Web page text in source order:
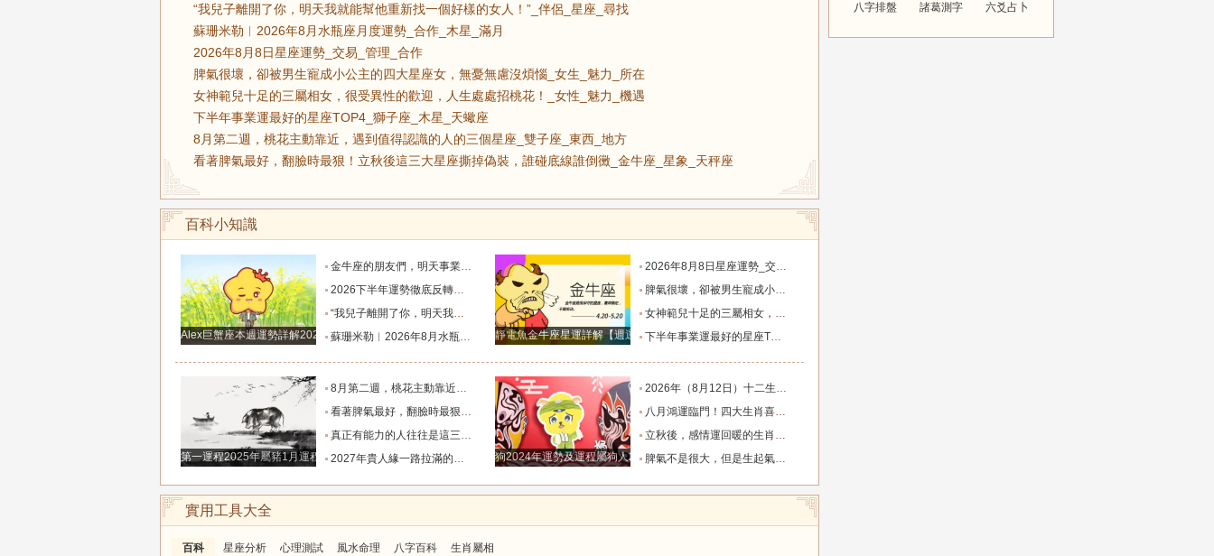
“我兒子離開了你，明天我就能幫他重新找一個好樣的女人！”_伴侶_星座_尋找
蘇珊米勒︱2026年8月水瓶座月度運勢_合作_木星_滿月
2026年8月8日星座運勢_交易_管理_合作
脾氣很壞，卻被男生寵成小公主的四大星座女，無憂無慮沒煩惱_女生_魅力_所在
女神範兒十足的三屬相女，很受異性的歡迎，人生處處招桃花！_女性_魅力_機遇
下半年事業運最好的星座TOP4_獅子座_木星_天蠍座
8月第二週，桃花主動靠近，遇到值得認識的人的三個星座_雙子座_東西_地方
看著脾氣最好，翻臉時最狠！立秋後這三大星座撕掉偽裝，誰碰底線誰倒黴_金牛座_星象_天秤座
百科小知識
Alex巨蟹座本週運勢詳解2024.12.23-12.29
金牛座的朋友們，明天事業迎來新高峰，不要再默默付出而錯失機會！_工作_宇宙_能量
2026下半年運勢徹底反轉迎來好運的四大星座！舊篇章結束，新的機遇之門敞開_時期_獅子座_重擔
“我兒子離開了你，明天我就能幫他重新找一個好樣的女人！”_伴侶_星座_尋找
蘇珊米勒︱2026年8月水瓶座月度運勢_合作_木星_滿月
靜電魚金牛座星運詳解【週運2024年12月9日-12月15日】
2026年8月8日星座運勢_交易_管理_合作
脾氣很壞，卻被男生寵成小公主的四大星座女，無憂無慮沒煩惱_女生_魅力_所在
女神範兒十足的三屬相女，很受異性的歡迎，人生處處招桃花！_女性_魅力_機遇
下半年事業運最好的星座TOP4_獅子座_木星_天蠍座
第一運程2025年屬豬1月運程解析
8月第二週，桃花主動靠近，遇到值得認識的人的三個星座_雙子座_東西_地方
看著脾氣最好，翻臉時最狠！立秋後這三大星座撕掉偽裝，誰碰底線誰倒黴_金牛座_星象_天秤座
真正有能力的人往往是這三個星座，既能獨立完成也懂得借助團隊_水瓶_協作_一個人
2027年貴人緣一路拉滿的三大生肖！處處有人幫扶，全年順風順水少坎坷_合作_人脈_事業
狗2024年運勢及運程屬狗人2024運勢好嗎
2026年（8月12日）十二生肖最棒運勢播報_龍的_財富_方面
八月鴻運臨門！四大生肖喜事紮堆來襲，下半年一路順風順水到底_避雷_要點_合作
立秋後，感情運回暖的生肖TOP3_單身_放平_申金
脾氣不是很大，但是生起氣來很難哄的五大星座女_女性_情緒_給予
實用工具大全
百科 星座分析 心理測試 風水命理 八字百科 生肖屬相
八字排盤 諸葛測字 六爻占卜